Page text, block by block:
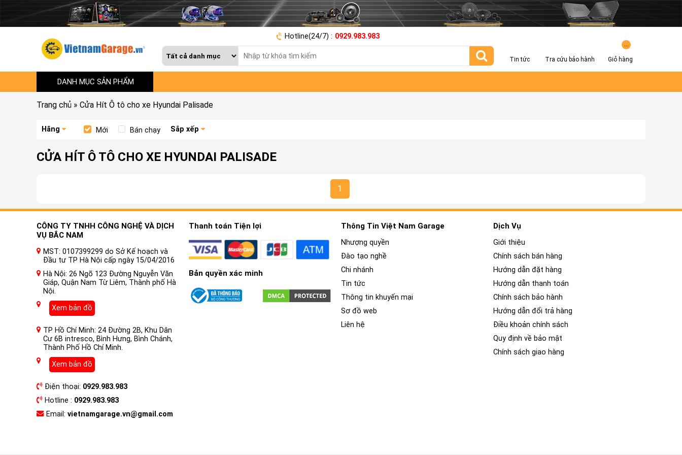
Hotline(24/7) : 0929.983.983
Tin tức Tra cứu bảo hành Giỏ hàng
DANH MỤC SẢN PHẨM
Trang chủ » Cửa Hít Ô tô cho xe Hyundai Palisade
Hãng Mới Bán chạy Sắp xếp
CỬA HÍT Ô TÔ CHO XE HYUNDAI PALISADE
1
CÔNG TY TNHH CÔNG NGHỆ VÀ DỊCH
VỤ BẮC NAM
MST: 0107399299 do Sở Kế hoạch và
Đầu tư TP Hà Nội cấp ngày 15/04/2016
Hà Nội: 26 Ngõ 123 Đường Nguyễn Văn
Giáp, Quận Nam Từ Liêm, Thành phố Hà
Nội.
Xem bản đồ
TP Hồ Chí Minh: 24 Đường 2B, Khu Dân
Cư 6B intresco, Bình Hưng, Bình Chánh,
Thành Phố Hồ Chí Minh.
Xem bản đồ
Điện thoại: 0929.983.983
Hotline : 0929.983.983
Email: vietnamgarage.vn@gmail.com
Thanh toán Tiện lợi
Bản quyền xác minh
Thông Tin Việt Nam Garage
Nhượng quyền
Đào tạo nghề
Chi nhánh
Tin tức
Thông tin khuyến mại
Sơ đồ web
Liên hệ
Dịch Vụ
Giới thiệu
Chính sách bán hàng
Hướng dẫn đặt hàng
Hướng dẫn thanh toán
Chính sách bảo hành
Hướng dẫn đổi trả hàng
Điều khoản chính sách
Quy định về bảo mật
Chính sách giao hàng